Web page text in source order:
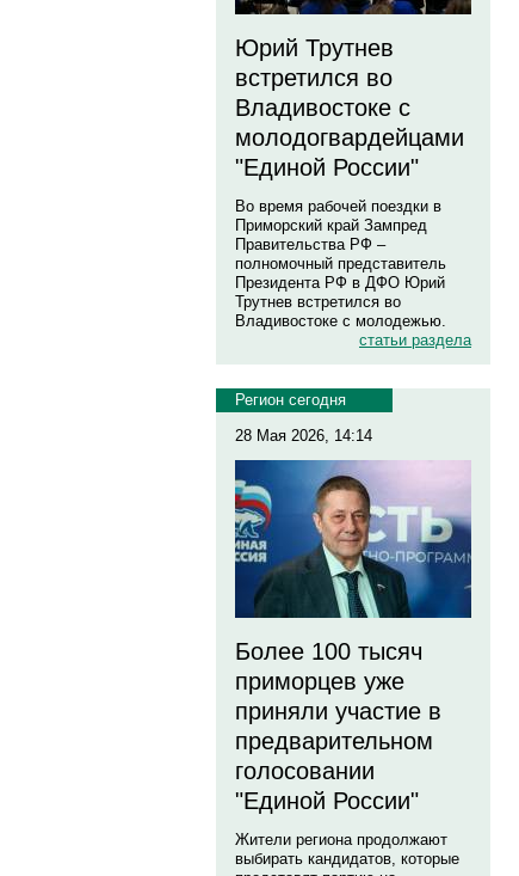
Юрий Трутнев
встретился во
Владивостоке с
молодогвардейцами
"Единой России"
Во время рабочей поездки в
Приморский край Зампред
Правительства РФ –
полномочный представитель
Президента РФ в ДФО Юрий
Трутнев встретился во
Владивостоке с молодежью.
статьи раздела
Регион сегодня
28 Мая 2026, 14:14
Более 100 тысяч
приморцев уже
приняли участие в
предварительном
голосовании
"Единой России"
Жители региона продолжают
выбирать кандидатов, которые